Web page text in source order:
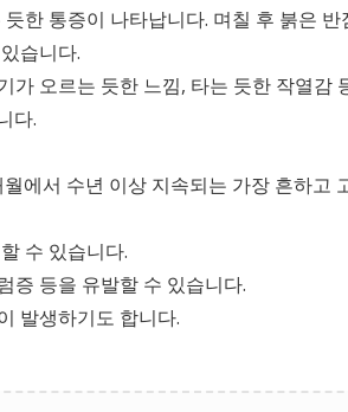
한 통증이 나타납니다. 며칠 후 붉은 반
습니다.
가 오르는 듯한 느낌, 타는 듯한 작열감
다.
에서 수년 이상 지속되는 가장 흔하고
수 있습니다.
증 등을 유발할 수 있습니다.
발생하기도 합니다.